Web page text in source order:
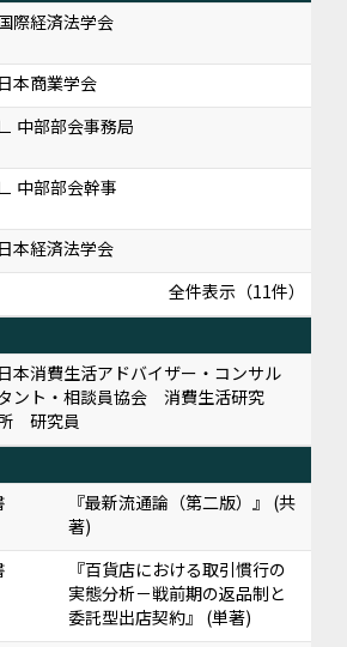
際経済法学会
日本商業学会
∟ 中部部会事務局
∟ 中部部会幹事
日本経済法学会
全件表示（11件）
日本消費生活アドバイザー・コンサル
ント・相談員協会 消費生活研究
研究員
『最新流通論（第二版）』 (共
著)
『百貨店における取引慣行の
実態分析－戦前期の返品制と
委託型出店契約』 (単著)